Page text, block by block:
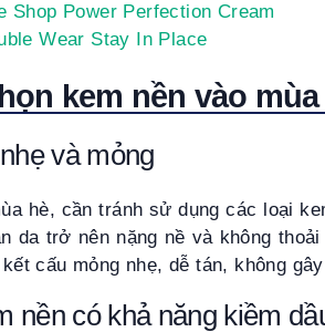
Shop Power Perfection Cream
Wear Stay In Place
kem nền vào
và mỏng
hè, cần tránh sử dụng các loại
da trở nên nặng nề và không
cấu mỏng nhẹ, dễ tán, không
nền có khả năng kiềm